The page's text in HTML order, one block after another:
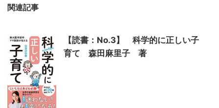
関連記事
【読書：No.3】 科学的に正しい子
育て 森田麻里子 著